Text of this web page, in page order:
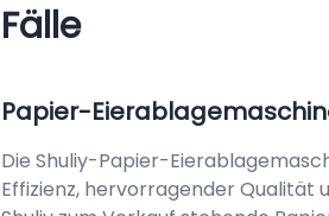
Fälle
Papier-
Die Shuliy-Papier-
Effizienz, hervorragender Qualität